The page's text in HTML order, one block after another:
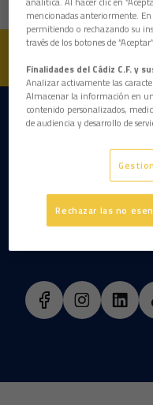
mencionadas anteriormente. En
permitiendo o rechazando su
través de los botones de
Finalidades del Cádiz C.F. y
Analizar activamente las
Almacenar la información en
contenido personalizados,
de audiencia y desarrollo de
Rechazar las no